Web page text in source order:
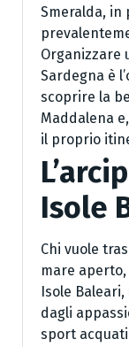
Smeralda, in
Organizzare
Sardegna è
scoprire la
Maddalena
il proprio
Isole
Chi vuole
mare
Isole
dagli
sport